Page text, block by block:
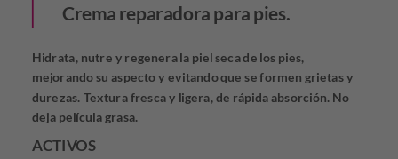
Crema reparadora para pies.
Hidrata, nutre y regenera la piel seca de los pies,
mejorando su aspecto y evitando que se formen grietas y
durezas. Textura fresca y ligera, de rápida absorción. No
deja película grasa.
ACTIVOS